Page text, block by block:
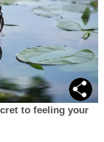
to feeling your